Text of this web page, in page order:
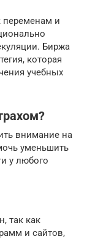
переменам и
Биржа
которая
учебных
внимание на
уменьшить
у любого
так как
и сайтов,